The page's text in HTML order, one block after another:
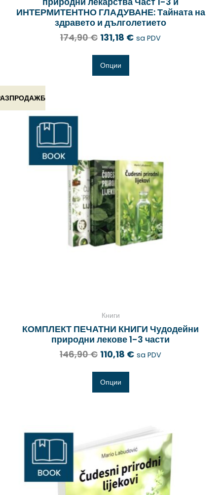
ИНТЕРМИТЕНТНО ГЛАДУВАНЕ: Тайната на
здравето и дълголетието
174,90€ 131,18 € sa PDV
Опции
Книги
КОМПЛЕКТ ПЕЧАТНИ КНИГИ Чудодейни
природни лекове 1-3 части
146,90€ 110,18 € sa PDV
Опции